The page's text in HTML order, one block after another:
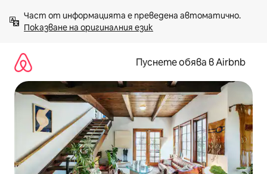
към
съдържанието
Показване на оригиналния език
Пуснете обява в Airbnb